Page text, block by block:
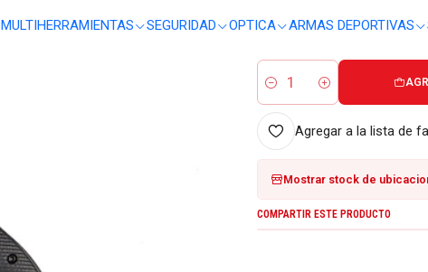
MULTIHERRAMIENTAS SEGURIDAD OPTICA ARMAS DEPORTIVAS
Acero 440C Mango 125 mm.
Cantidad
Agregar a la lista de
Mostrar stock de
COMPARTIR ESTE PRODUCTO